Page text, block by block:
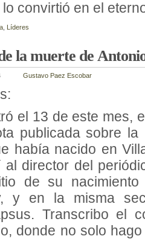
convirtió en el
Líderes
la muerte de
Gustavo Paez Escobar
el 13 de este mes,
publicada sobre la
había nacido en
al director del
de su
y en la misma
Transcribo el
donde no solo